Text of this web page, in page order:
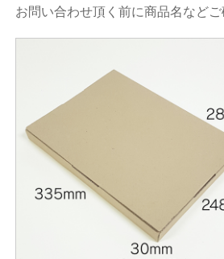
お問い合わせ頂く前に商品名などご